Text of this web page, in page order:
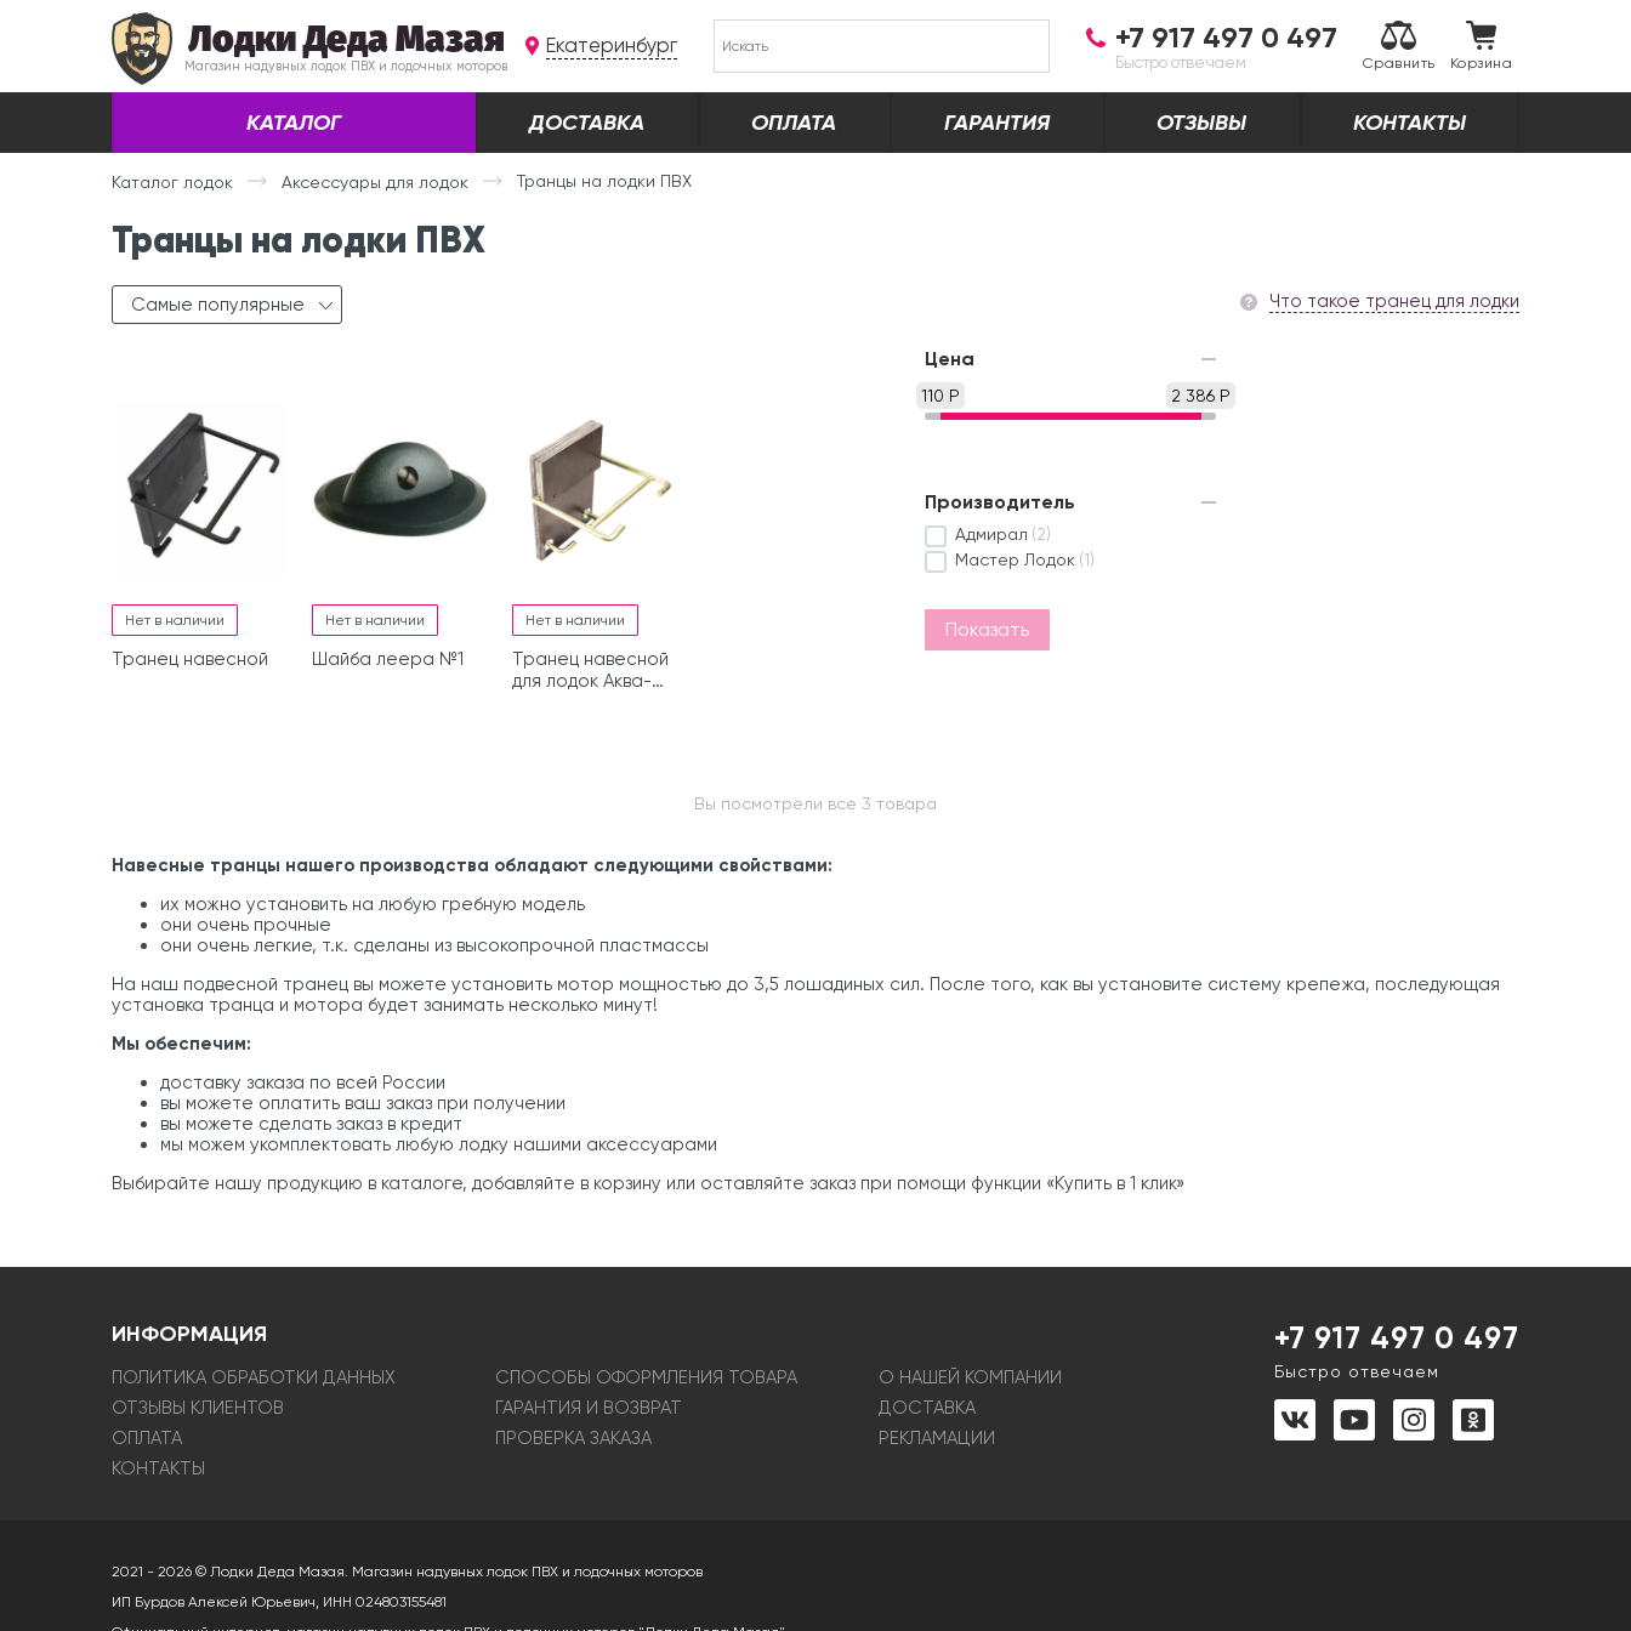
Лодки Деда Мазая
Магазин надувных лодок ПВХ и лодочных моторов
Екатеринбург +7 917 497 0 497
Быстро отвечаем Сравнить Корзина
КАТАЛОГ ДОСТАВКА ОПЛАТА ГАРАНТИЯ ОТЗЫВЫ КОНТАКТЫ
Каталог лодок Аксессуары для лодок Транцы на лодки ПВХ
Транцы на лодки ПВХ
Что такое транец для лодки
Самые популярные
Нет в наличии
Транец навесной
Нет в наличии
Шайба леера №1
Нет в наличии
Транец навесной
для лодок Аква-
Цена
110 Р 2 386 Р
Производитель
Адмирал (2)
Мастер Лодок (1)
Показать
Вы посмотрели все 3 товара
Навесные транцы нашего производства обладают следующими свойствами:
их можно установить на любую гребную модель
они очень прочные
они очень легкие, т.к. сделаны из высокопрочной пластмассы
На наш подвесной транец вы можете установить мотор мощностью до 3,5 лошадиных сил. После того, как вы установите систему крепежа, последующая
установка транца и мотора будет занимать несколько минут!
Мы обеспечим:
доставку заказа по всей России
вы можете оплатить ваш заказ при получении
вы можете сделать заказ в кредит
мы можем укомплектовать любую лодку нашими аксессуарами
Выбирайте нашу продукцию в каталоге, добавляйте в корзину или оставляйте заказ при помощи функции «Купить в 1 клик»
ИНФОРМАЦИЯ
ПОЛИТИКА ОБРАБОТКИ ДАННЫХ СПОСОБЫ ОФОРМЛЕНИЯ ТОВАРА
О НАШЕЙ КОМПАНИИ
ОТЗЫВЫ КЛИЕНТОВ
ГАРАНТИЯ И ВОЗВРАТ
ДОСТАВКА
ОПЛАТА
ПРОВЕРКА ЗАКАЗА
РЕКЛАМАЦИИ
КОНТАКТЫ
+7 917 497 0 497
Быстро отвечаем
2021 - 2026 © Лодки Деда Мазая. Магазин надувных лодок ПВХ и лодочных моторов
ИП Бурдов Алексей Юрьевич, ИНН 024803155481